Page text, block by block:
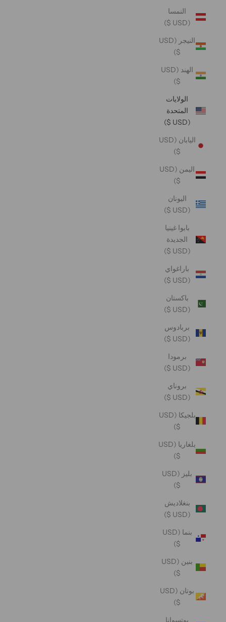
النمسا
(USD $)
النيجر (USD
$)
الهند (USD
$)
الولايات
المتحدة
(USD $)
اليابان (USD
$)
اليمن (USD
$)
اليونان
(USD $)
بابوا غينيا
الجديدة
(USD $)
باراغواي
(USD $)
باكستان
(USD $)
بربادوس
(USD $)
برمودا
(USD $)
بروناي
(USD $)
بلجيكا (USD
$)
بلغاريا (USD
$)
بليز (USD
$)
بنغلاديش
(USD $)
بنما (USD
$)
بنين (USD
$)
بوتان (USD
$)
بوتسوانا